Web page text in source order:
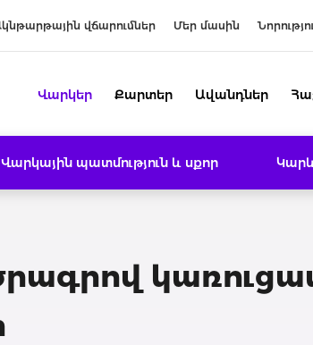
վճարումներ Մեր մասին
Վարկեր Քարտեր Ավանդներ
Վարկային պատմություն և սքոր